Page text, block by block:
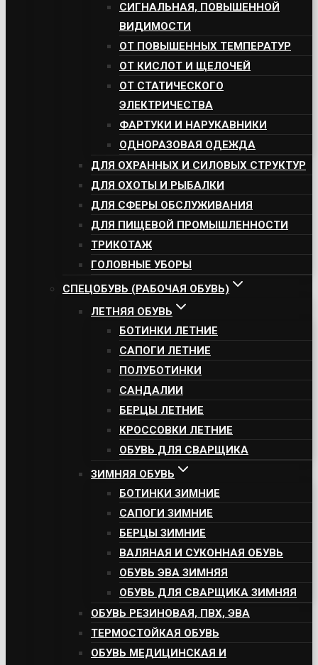
СИГНАЛЬНАЯ, ПОВЫШЕННОЙ
ВИДИМОСТИ
ОТ ПОВЫШЕННЫХ ТЕМПЕРАТУР
ОТ КИСЛОТ И ЩЕЛОЧЕЙ
ОТ СТАТИЧЕСКОГО
ЭЛЕКТРИЧЕСТВА
ФАРТУКИ И НАРУКАВНИКИ
ОДНОРАЗОВАЯ ОДЕЖДА
ДЛЯ ОХРАННЫХ И СИЛОВЫХ СТРУКТУР
ДЛЯ ОХОТЫ И РЫБАЛКИ
ДЛЯ СФЕРЫ ОБСЛУЖИВАНИЯ
ДЛЯ ПИЩЕВОЙ ПРОМЫШЛЕННОСТИ
ТРИКОТАЖ
ГОЛОВНЫЕ УБОРЫ
СПЕЦОБУВЬ (РАБОЧАЯ ОБУВЬ)
ЛЕТНЯЯ ОБУВЬ
БОТИНКИ ЛЕТНИЕ
САПОГИ ЛЕТНИЕ
ПОЛУБОТИНКИ
САНДАЛИИ
БЕРЦЫ ЛЕТНИЕ
КРОССОВКИ ЛЕТНИЕ
ОБУВЬ ДЛЯ СВАРЩИКА
ЗИМНЯЯ ОБУВЬ
БОТИНКИ ЗИМНИЕ
САПОГИ ЗИМНИЕ
БЕРЦЫ ЗИМНИЕ
ВАЛЯНАЯ И СУКОННАЯ ОБУВЬ
ОБУВЬ ЭВА ЗИМНЯЯ
ОБУВЬ ДЛЯ СВАРЩИКА ЗИМНЯЯ
ОБУВЬ РЕЗИНОВАЯ, ПВХ, ЭВА
ТЕРМОСТОЙКАЯ ОБУВЬ
ОБУВЬ МЕДИЦИНСКАЯ И